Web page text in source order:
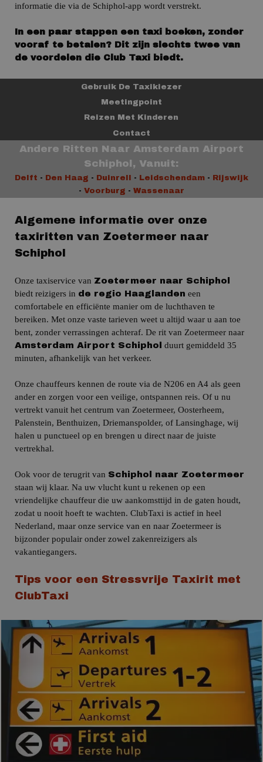
informatie die via de Schiphol-app wordt verstrekt.
In een paar stappen een taxi boeken, zonder
vooraf te betalen? Dit zijn slechts twee van
de voordelen die Club Taxi biedt.
Gebruik De Taxikiezer
Meetingpoint
Reizen Met Kinderen
Contact
Andere Ritten Naar Amsterdam Airport
Schiphol, Vanuit:
Delft - Den Haag - Duinrell - Leidschendam- Rijswijk
- Voorburg - Wassenaar
Algemene informatie over onze
taxiritten van Zoetermeer naar
Schiphol
Onze taxiservice van Zoetermeer naar Schiphol
biedt reizigers in de regio Haaglanden een
comfortabele en efficiënte manier om de luchthaven te
bereiken. Met onze vaste tarieven weet u altijd waar u aan toe
bent, zonder verrassingen achteraf. De rit van Zoetermeer naar
Amsterdam Airport Schiphol
duurt gemiddeld 35
minuten, afhankelijk van het verkeer.
Onze chauffeurs kennen de route via de N206 en A4 als geen
ander en zorgen voor een veilige, ontspannen reis. Of u nu
vertrekt vanuit het centrum van Zoetermeer, Oosterheem,
Palenstein, Benthuizen, Driemanspolder, of Lansinghage, wij
halen u punctueel op en brengen u direct naar de juiste
vertrekhal.
Ook voor de terugrit van Schiphol naar Zoetermeer
staan wij klaar. Na uw vlucht kunt u rekenen op een
vriendelijke chauffeur die uw aankomsttijd in de gaten houdt,
zodat u nooit hoeft te wachten. ClubTaxi is actief in heel
Nederland, maar onze service van en naar Zoetermeer is
bijzonder populair onder zowel zakenreizigers als
vakantiegangers.
Tips voor een Stressvrije Taxirit met
ClubTaxi